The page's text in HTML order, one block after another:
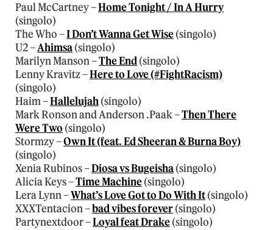
Paul McCartney –Home Tonight / In A Hurry
(singolo)
The Who –I Don’t Wanna Get Wise(singolo)
U2 –Ahimsa(singolo)
Marilyn Manson –The End(singolo)
Lenny Kravitz –Here to Love (#FightRacism)
(singolo)
Haim –Hallelujah(singolo)
Mark Ronson and Anderson .Paak –Then There
Were Two (singolo)
Stormzy –Own It (feat. Ed Sheeran & Burna Boy)
(singolo)
Xenia Rubinos –Diosa vs Bugeisha(singolo)
Alicia Keys –Time Machine(singolo)
Lera Lynn –What’s Love Got to Do With It(singolo)
XXXTentacion –bad vibes forever(singolo)
Partynextdoor –Loyal feat Drake(singolo)